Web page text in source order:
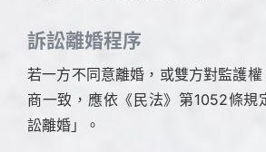
訴訟離婚程序
若一方不同意離婚，或雙方對監護
商一致，應依《民法》第1052條規
訟離婚」。